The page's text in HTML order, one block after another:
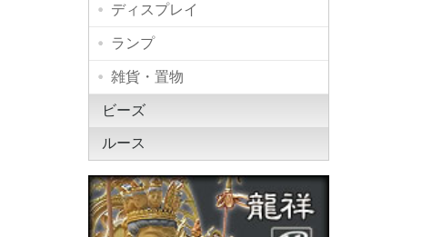
ディスプレイ
ランプ
雑貨・置物
ビーズ
ルース